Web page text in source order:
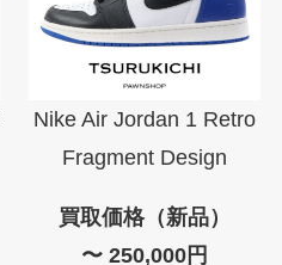
Nike Air Jordan 1 Retro
Fragment Design
買取価格（新品）
〜 250,000円